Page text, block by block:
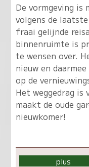
De vormgeving is
volgens de
fraai gelijnde
binnenruimte is
te wensen over.
nieuw en
op de
Het weggedrag
maakt de oude
nieuwkomer!
plus